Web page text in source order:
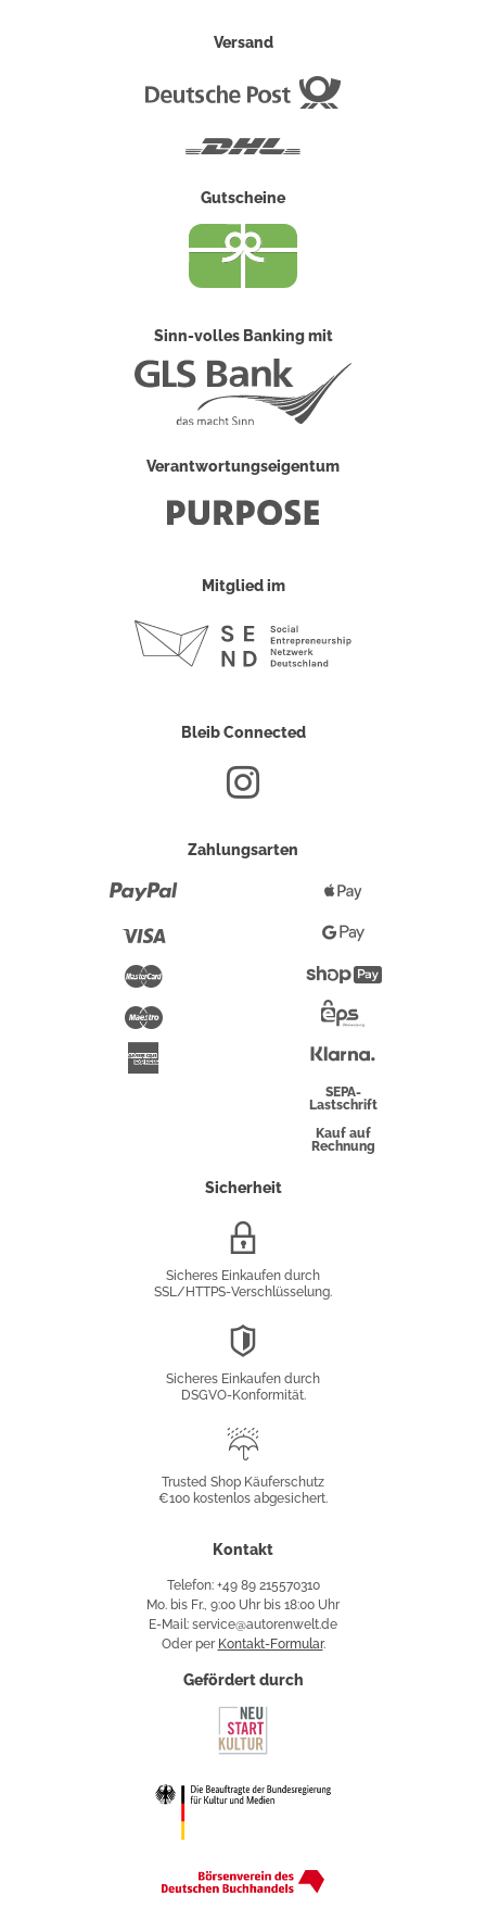
Versand
Gutscheine
Sinn-volles Banking mit
Verantwortungseigentum
Mitglied im
Bleib Connected
Zahlungsarten
Maestro
Pay
Google
Pay
Überweisung
SEPA-
Lastschrift
Kauf auf
Rechnung
Sicherheit
Sicheres Einkaufen durch
SSL/HTTPS-Verschlüsselung.
Sicheres Einkaufen durch
DSGVO-Konformität.
Käuferschutz
Trusted Shop Käuferschutz
€100 kostenlos abgesichert.
Kontakt
Telefon: +49 89 215570310
Mo. bis Fr., 9:00 Uhr bis 18:00 Uhr
E-Mail: service@autorenwelt.de
Oder per Kontakt-Formular.
Gefördert durch